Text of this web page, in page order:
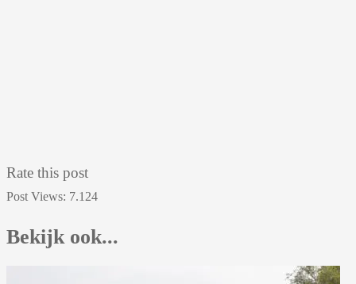
Rate this post
Post Views: 7.124
Bekijk ook...